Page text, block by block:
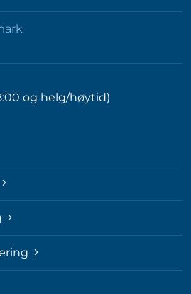
og helg/høytid)